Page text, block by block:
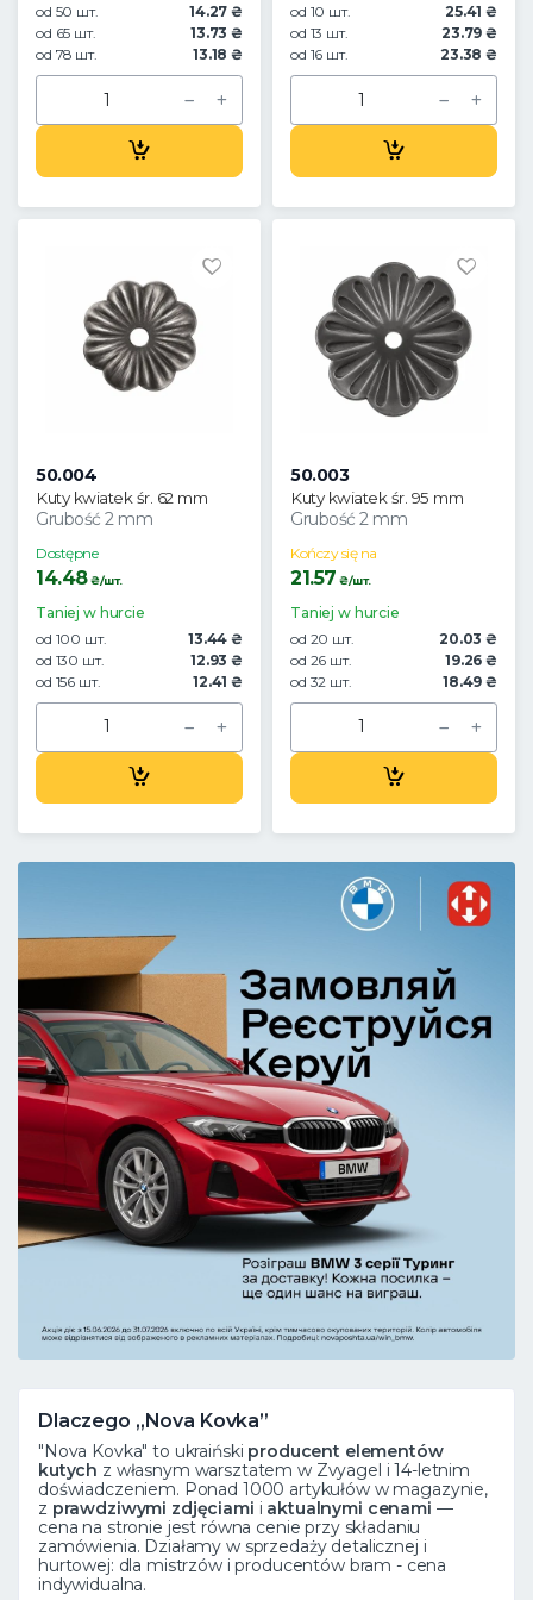
od 50 шт.
14.27 ₴
od 65 шт.
13.73 ₴
od 78 шт.
13.18 ₴
od 10 шт.
25.41 ₴
od 13 шт.
23.79 ₴
od 16 шт.
23.38 ₴
50.004
Kuty kwiatek śr. 62 mm
Grubość 2 mm
Dostępne
14.48₴/шт.
Taniej w hurcie
od 100 шт.
13.44 ₴
od 130 шт.
12.93 ₴
od 156 шт.
12.41 ₴
50.003
Kuty kwiatek śr. 95 mm
Grubość 2 mm
Kończy się na
21.57 ₴/шт.
Taniej w hurcie
od 20 шт.
20.03 ₴
od 26 шт.
19.26 ₴
od 32 шт.
18.49 ₴
Dlaczego „Nova Kovka”
"Nova Kovka" to ukraiński producent elementów
kutych z własnym warsztatem w Zvyagel i 14-letnim
doświadczeniem. Ponad 1000 artykułów w magazynie,
z prawdziwymi zdjęciami i aktualnymi cenami —
cena na stronie jest równa cenie przy składaniu
zamówienia. Działamy w sprzedaży detalicznej i
hurtowej: dla mistrzów i producentów bram - cena
indywidualna.